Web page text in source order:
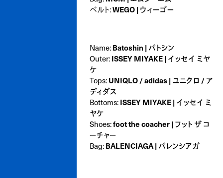
ベルト:WEGO | ウィーゴー
Name: Batoshin | バトシン
Outer: ISSEY MIYAKE | イッセイ ミヤ
ケ
Tops: UNIQLO / adidas | ユニクロ / ア
ディダス
Bottoms: ISSEY MIYAKE | イッセイ ミ
ヤケ
Shoes:foot the coacher | フット ザ コ
ーチャー
Bag: BALENCIAGA | バレンシアガ